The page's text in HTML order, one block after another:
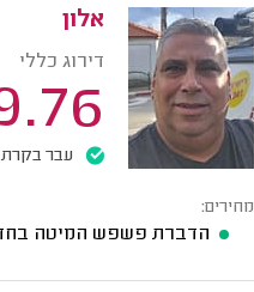
אלון
דירוג כללי
עבר בקרת
מחירים:
הדברת פשפש המיטה